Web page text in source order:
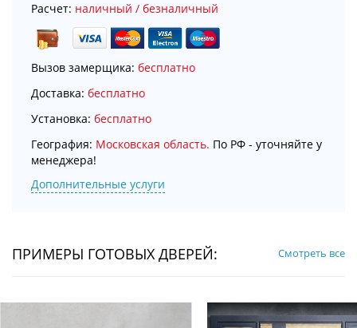
Расчет: наличный / безналичный
Вызов замерщика: бесплатно
Доставка: бесплатно
Установка: бесплатно
География: Московская область. По РФ - уточняйте у
менеджера!
Дополнительные услуги
ПРИМЕРЫ ГОТОВЫХ ДВЕРЕЙ: Смотреть все